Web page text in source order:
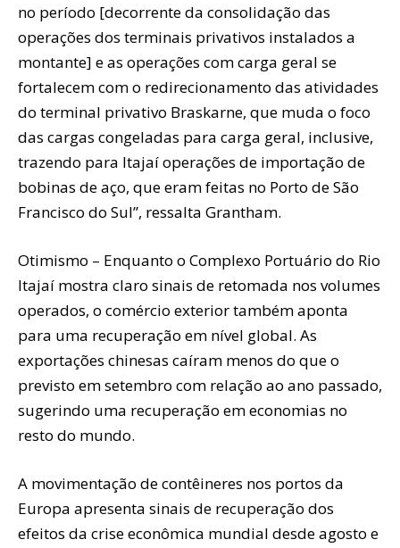
no período [decorrente da consolidação das
operações dos terminais privativos instalados a
montante] e as operações com carga geral se
fortalecem com o redirecionamento das atividades
do terminal privativo Braskarne, que muda o foco
das cargas congeladas para carga geral, inclusive,
trazendo para Itajaí operações de importação de
bobinas de aço, que eram feitas no Porto de São
Francisco do Sul”, ressalta Grantham.
Otimismo – Enquanto o Complexo Portuário do Rio
Itajaí mostra claro sinais de retomada nos volumes
operados, o comércio exterior também aponta
para uma recuperação em nível global. As
exportações chinesas caíram menos do que o
previsto em setembro com relação ao ano passado,
sugerindo uma recuperação em economias no
resto do mundo.
A movimentação de contêineres nos portos da
Europa apresenta sinais de recuperação dos
efeitos da crise econômica mundial desde agosto e